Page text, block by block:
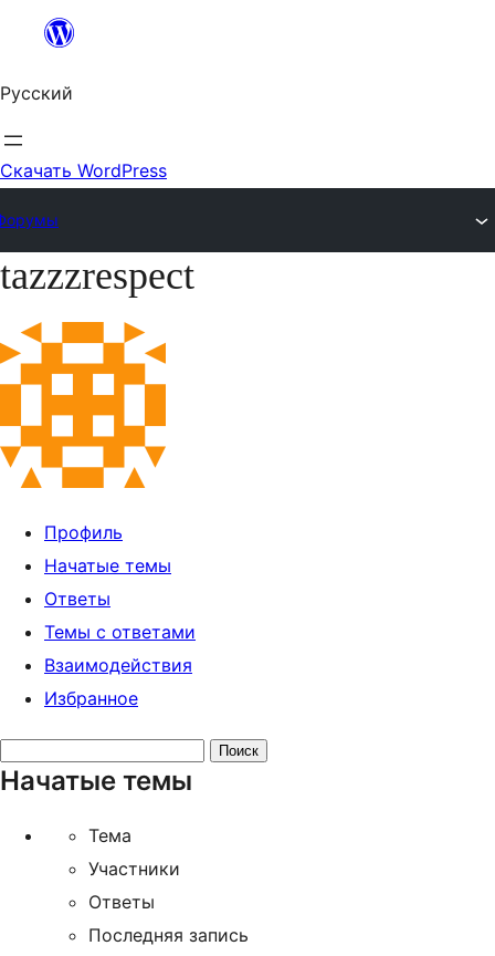
Перейти
содержимому
Русский
Скачать WordPress
Перейти
содержимому
tazzzrespect
Профиль
Начатые темы
Ответы
Темы с ответами
Взаимодействия
Избранное
тем:
Начатые темы
Тема
Участники
Ответы
Последняя запись